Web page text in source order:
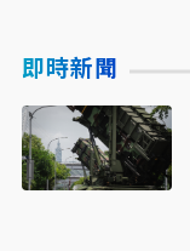
即時新聞